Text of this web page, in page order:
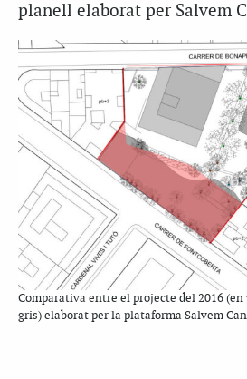
planell elaborat per Salvem
Comparativa entre el projecte del 2016
gris) elaborat per la plataforma Salvem